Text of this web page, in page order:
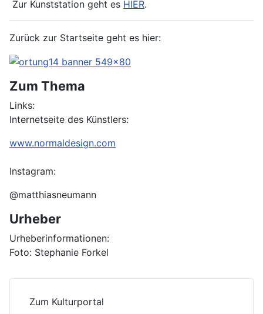
Zur Kunststation geht es HIER.
Zurück zur Startseite geht es hier:
Zum Thema
Links:
Internetseite des Künstlers:
www.normaldesign.com
Instagram:
@matthiasneumann
Urheber
Urheberinformationen:
Foto: Stephanie Forkel
Zum Kulturportal